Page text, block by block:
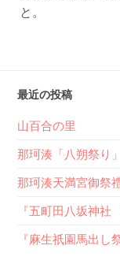
と。
最近の投稿
山百合の里
那珂湊「八朔祭り」
那珂湊天満宮御祭
『五町田八坂神
『麻生祇園馬出し祭